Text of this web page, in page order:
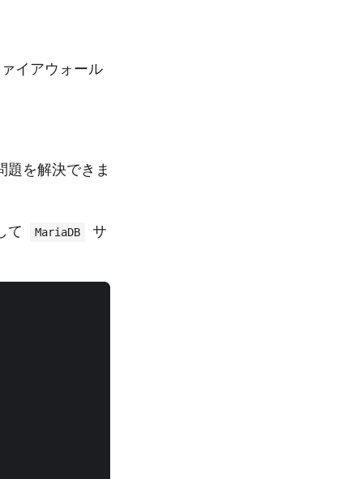
イアウォール
題を解決できま
て MariaDB
サ